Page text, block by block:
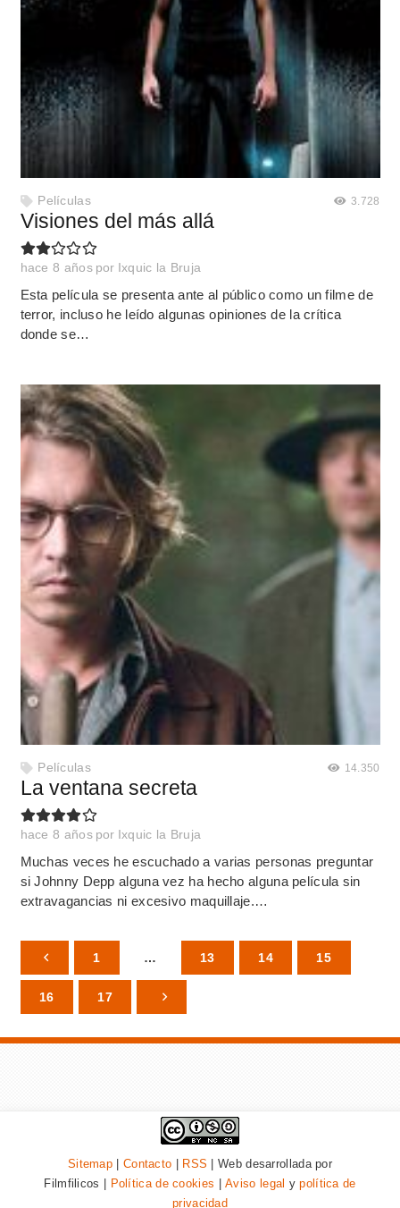
Películas 3.728
Visiones del más allá
hace 8 años por Ixquic la Bruja
Esta película se presenta ante al público como un filme de
terror, incluso he leído algunas opiniones de la crítica
donde se…
Películas 14.350
La ventana secreta
hace 8 años por Ixquic la Bruja
Muchas veces he escuchado a varias personas preguntar
si Johnny Depp alguna vez ha hecho alguna película sin
extravagancias ni excesivo maquillaje.…
1 … 13 14 15
16 17
Sitemap Contacto RSS | Web desarrollada por
Filmfilicos |
Política de cookies |Aviso legal ypolítica de
privacidad